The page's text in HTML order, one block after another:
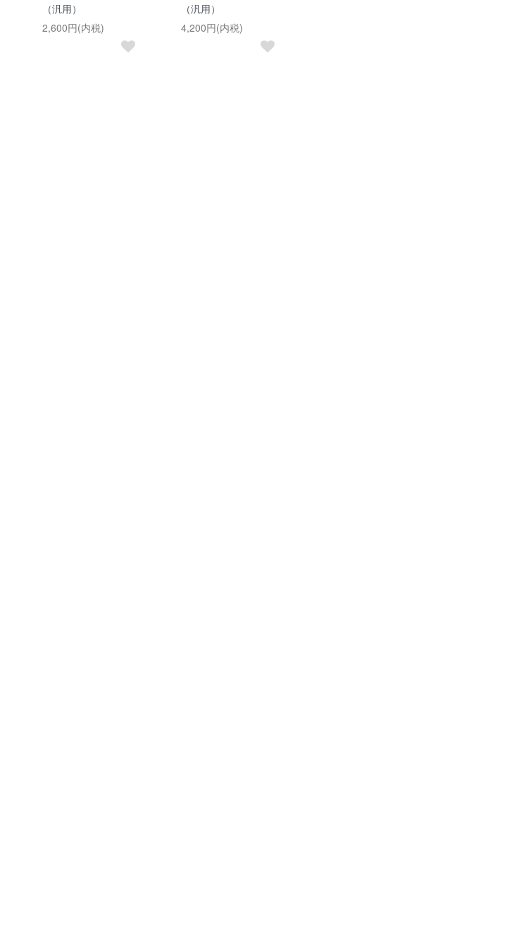
（汎用）
2,600円(内税)
（汎用）
4,200円(内税)